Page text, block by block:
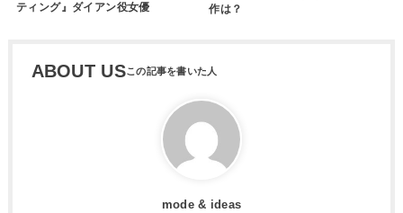
ティング』ダイアン役女優
作は？
ABOUT US
mode & ideas